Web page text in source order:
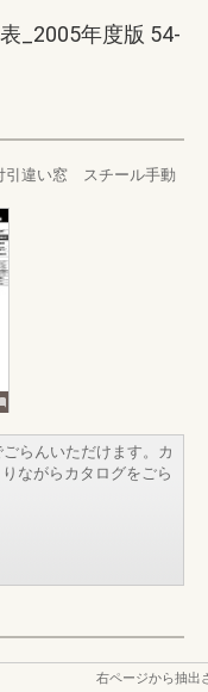
_2005年度版 54-
違い窓 スチール手動
らんいただけます。カ
ながらカタログをごら
右ページから抽出